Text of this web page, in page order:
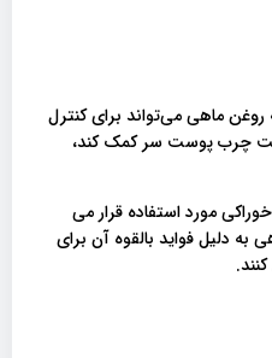
ماهی می‌تواند برای کنترل
چرب پوست سر کمک کند،
مورد استفاده قرار می
به دلیل فواید بالقوه آن برای